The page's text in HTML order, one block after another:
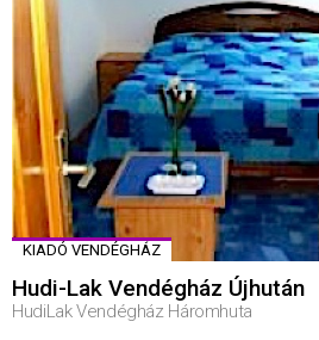
KIADÓ VENDÉGHÁZ
Hudi-Lak Vendégház Újhután
HudiLak Vendégház Háromhuta